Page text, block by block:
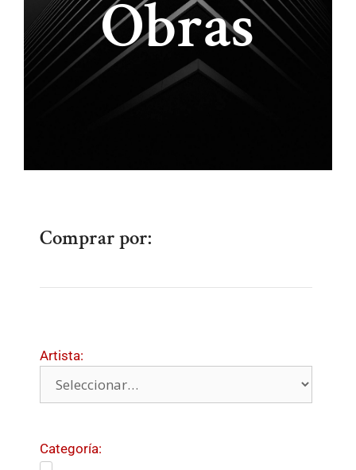
Obras
Comprar por:
Artista:
Categoría: